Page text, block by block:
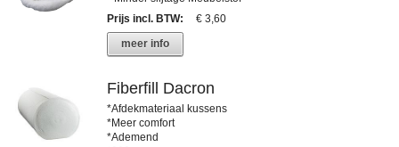
Prijs incl. BTW:
€ 3,60
meer info
Fiberfill Dacron
*Afdekmateriaal kussens
*Meer comfort
*Ademend